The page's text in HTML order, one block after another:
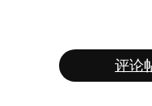
评论